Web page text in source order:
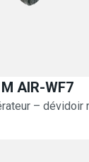
AIR-WF7
– dévidoir